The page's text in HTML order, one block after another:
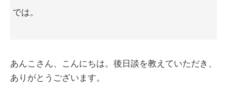
では。
あんこさん、こんにちは。後日談を教えていただき、
ありがとうございます。